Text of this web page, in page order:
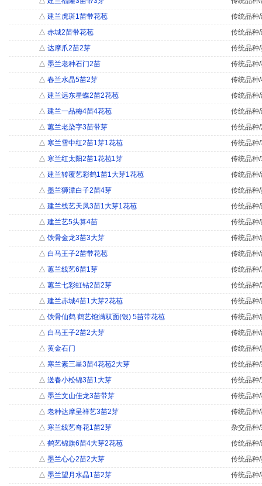
△ 建兰虎斑1苗带花苞
传统品种
△ 赤城2苗带花苞
传统品种
△ 达摩爪2苗2芽
传统品种
△ 墨兰老种石门2苗
传统品种
△ 春兰水晶5苗2芽
传统品种
△ 建兰远东星蝶2苗2花苞
传统品种
△ 建兰一品梅4苗4花苞
传统品种
△ 蕙兰老染字3苗带芽
传统品种
△ 寒兰雪中红2苗1芽1花苞
传统品种
△ 寒兰红太阳2苗1花苞1芽
传统品种
△ 建兰转覆艺彩鹤1苗1大芽1花苞
传统品种
△ 墨兰狮潭白子2苗4芽
传统品种
△ 建兰线艺天凤3苗1大芽1花苞
传统品种
△ 建兰艺5头算4苗
传统品种
△ 铁骨金龙3苗3大芽
传统品种
△ 白马王子2苗带花苞
传统品种
△ 蕙兰线艺6苗1芽
传统品种
△ 蕙兰七彩虹钻2苗2芽
传统品种
△ 建兰赤城4苗1大芽2花苞
传统品种
△ 铁骨仙鹤 鹤艺饱满双面(银) 5苗带花苞
传统品种
△ 白马王子2苗2大芽
传统品种
△ 黄金石门
传统品种
△ 寒兰素三星3苗4花苞2大芽
传统品种
△ 送春小松锦3苗1大芽
传统品种
△ 墨兰文山佳龙3苗带芽
传统品种
△ 老种达摩呈祥艺3苗2芽
传统品种
△ 寒兰线艺奇花1苗2芽
杂交品种
△ 鹤艺锦旗6苗4大芽2花苞
传统品种
△ 墨兰心心2苗2大芽
传统品种
△ 墨兰望月水晶1苗2芽
传统品种